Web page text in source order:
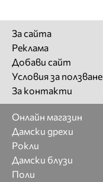
За сайта
Реклама
Добави сайт
Условия за ползване
За контакти
Онлайн магазин
Дамски дрехи
Рокли
Дамски блузи
Поли